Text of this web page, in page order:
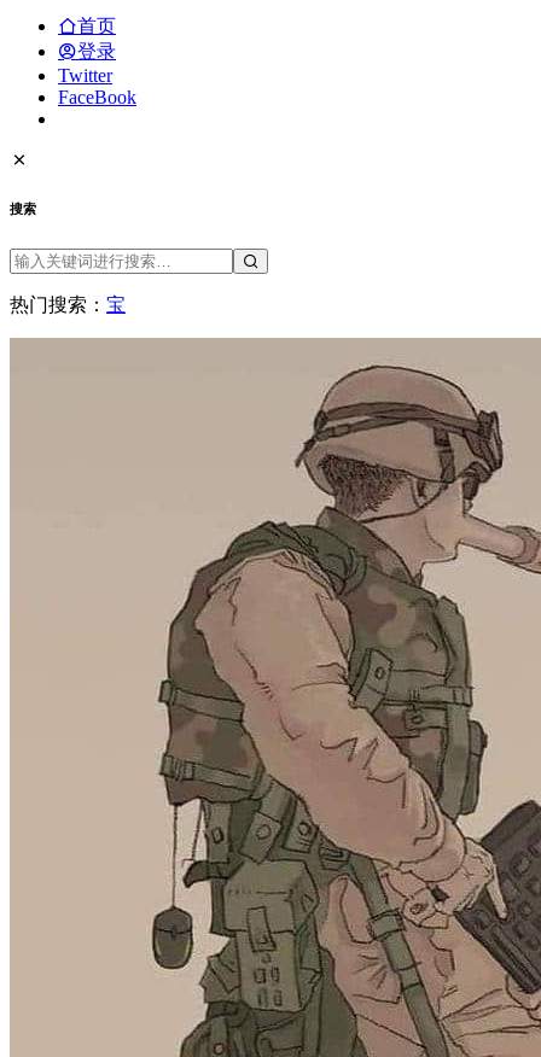
首页
登录
Twitter
FaceBook
搜索
热门搜索： 宝